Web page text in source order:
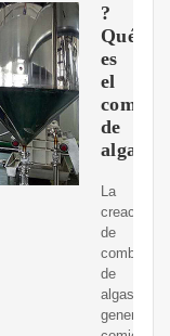
?
Qué
es
el
de
algas?
La
creación
de
de
algas